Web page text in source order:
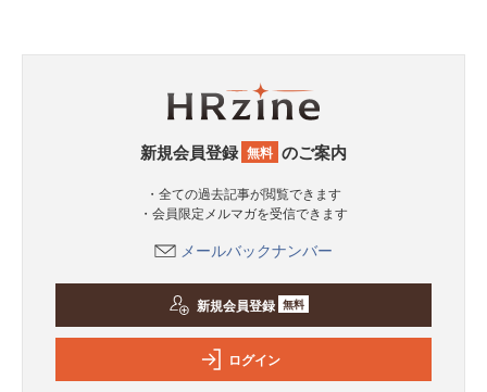
新規会員登録 無料 のご案内
・全ての過去記事が閲覧できます
・会員限定メルマガを受信できます
メールバックナンバー
新規会員登録 無料
ログイン